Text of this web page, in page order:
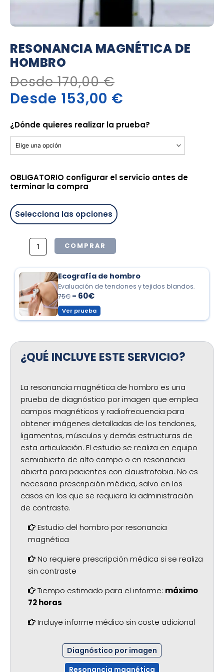
RESONANCIA MAGNÉTICA DE
HOMBRO
Desde170,00€
Desde 153,00 €
¿Dónde quieres realizar la prueba?
OBLIGATORIO configurar el servicio antes de
terminar la compra
Selecciona las opciones
Magnética
de
Hombro
COMPRAR
Ecografía de hombro
Evaluación de tendones y tejidos blandos.
75€ - 60€
Ver prueba
¿QUÉ INCLUYE ESTE SERVICIO?
La resonancia magnética de hombro es una
prueba de diagnóstico por imagen que emplea
campos magnéticos y radiofrecuencia para
obtener imágenes detalladas de los tendones,
ligamentos, músculos y demás estructuras de
esta articulación. El estudio se realiza en equipo
semiabierto de alto campo o en resonancia
abierta para pacientes con claustrofobia. No es
necesaria prescripción médica, salvo en los
casos en los que se requiera la administración
de contraste.
Estudio del hombro por resonancia
magnética
No requiere prescripción médica si se realiza
sin contraste
Tiempo estimado para el informe: máximo
72 horas
Incluye informe médico sin coste adicional
Diagnóstico por imagen
Resonancia magnética